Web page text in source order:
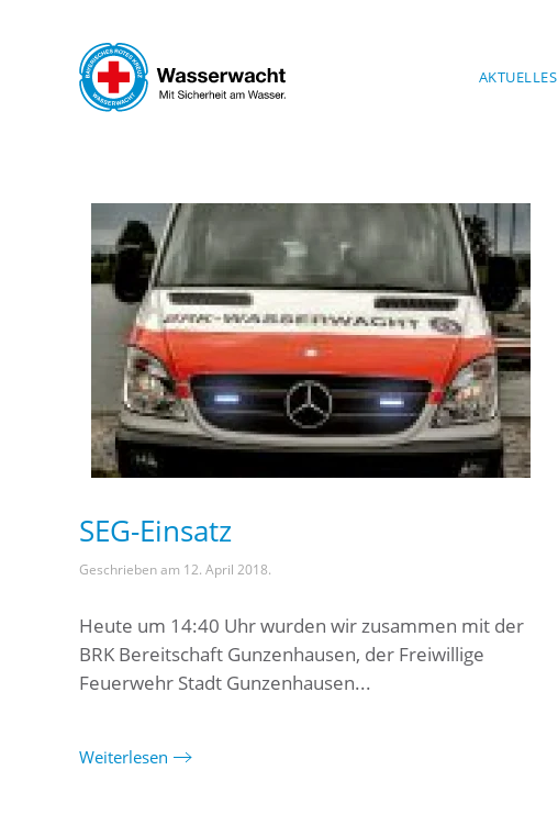
Skip to main content
AKTUELLES
SEG-Einsatz
Geschrieben am 12. April 2018.
Heute um 14:40 Uhr wurden wir zusammen mit der
BRK Bereitschaft Gunzenhausen, der Freiwillige
Feuerwehr Stadt Gunzenhausen...
Weiterlesen